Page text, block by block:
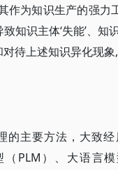
作为知识生产的强
知识主体‘失能’、知
待上述知识异化现
的主要方法，大致
（PLM）、大语言